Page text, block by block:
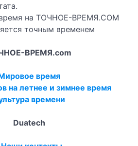
на ТОЧНОЕ-ВРЕМЯ.COM
точным временем
ВРЕМЯ.com
время
на летнее и зимнее время
времени
Duatech